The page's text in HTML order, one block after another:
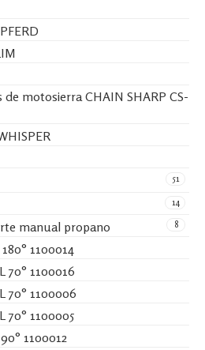
motosierra CHAIN SHARP CS-
51
14
8
manual propano
1100014
70° 1100016
70° 1100006
70° 1100005
1100012